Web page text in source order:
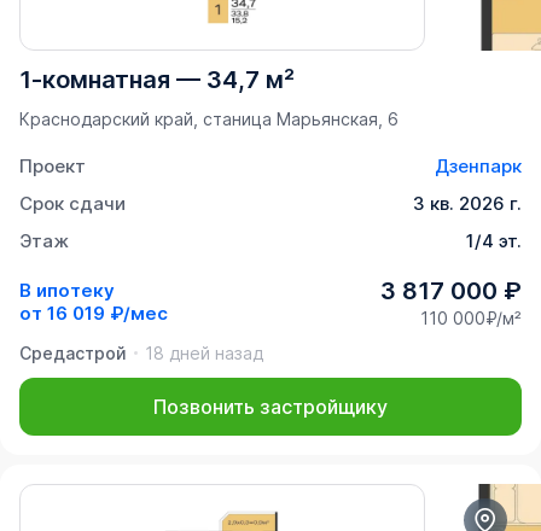
1-комнатная — 34,7 м²
Краснодарский край, станица Марьянская, 6
Проект
Дзенпарк
Срок сдачи
3 кв. 2026 г.
Этаж
1/4 эт.
В ипотеку
от 16 019 ₽/мес
3 817 000 ₽
110 000₽/м²
Средастрой
18 дней назад
Позвонить застройщику